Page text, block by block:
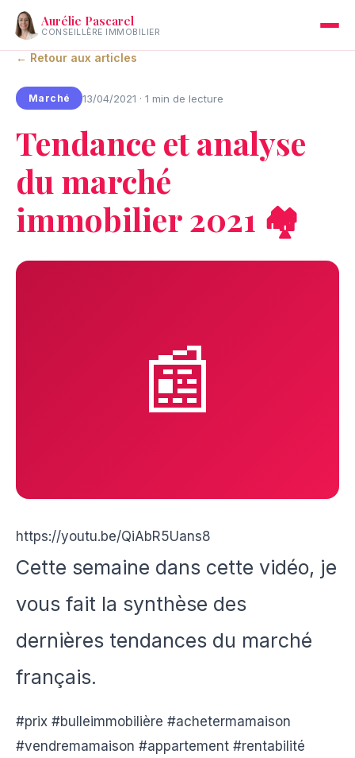
Aurélie Pascarel
CONSEILLÈRE IMMOBILIER
← Retour aux articles
Marché 13/04/2021 · 1 min de lecture
Tendance et analyse
du marché
immobilier 2021 🏘️
📰
https://youtu.be/QiAbR5Uans8
Cette semaine dans cette vidéo, je
vous fait la synthèse des
dernières tendances du marché
français.
#prix #bulleimmobilière #achetermamaison
#vendremamaison #appartement #rentabilité